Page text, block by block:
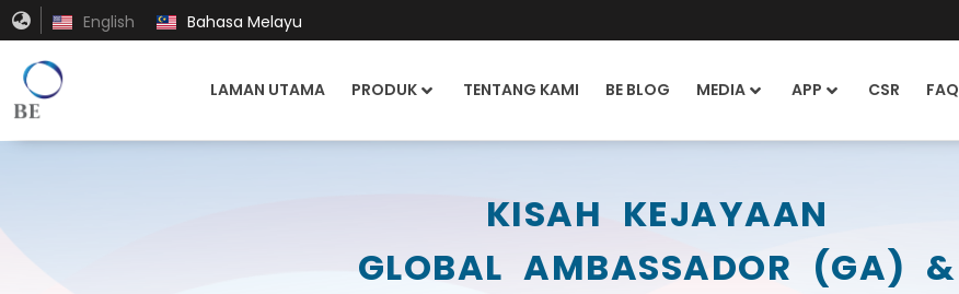
English Bahasa Melayu
LAMAN UTAMA PRODUK TENTANG KAMI BE BLOG MEDIA APP CSR FAQ
KISAH KEJAYAAN
GLOBAL AMBASSADOR (GA) &